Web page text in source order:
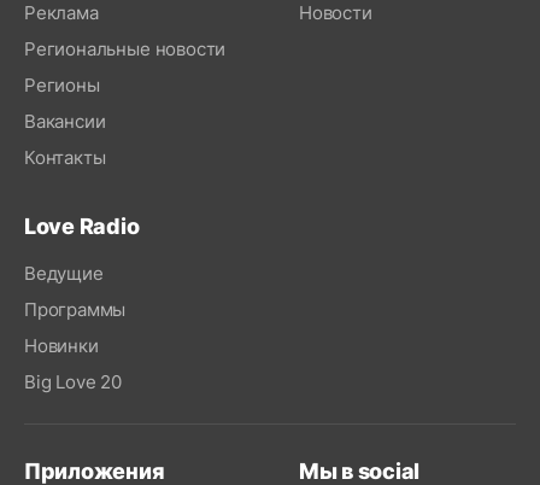
Реклама
Региональные новости
Регионы
Вакансии
Контакты
Новости
Love Radio
Ведущие
Программы
Новинки
Big Love 20
Приложения Мы в social